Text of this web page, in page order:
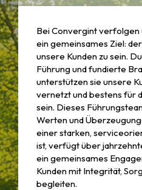
Bei Convergint
ein gemeinsames Ziel:
unsere Kunden zu sein.
Führung und fundierte
unterstützen sie unsere
vernetzt und bestens für
sein. Dieses
Werten und
einer starken,
ist, verfügt über
ein gemeinsames
Kunden mit Integrität,
begleiten.